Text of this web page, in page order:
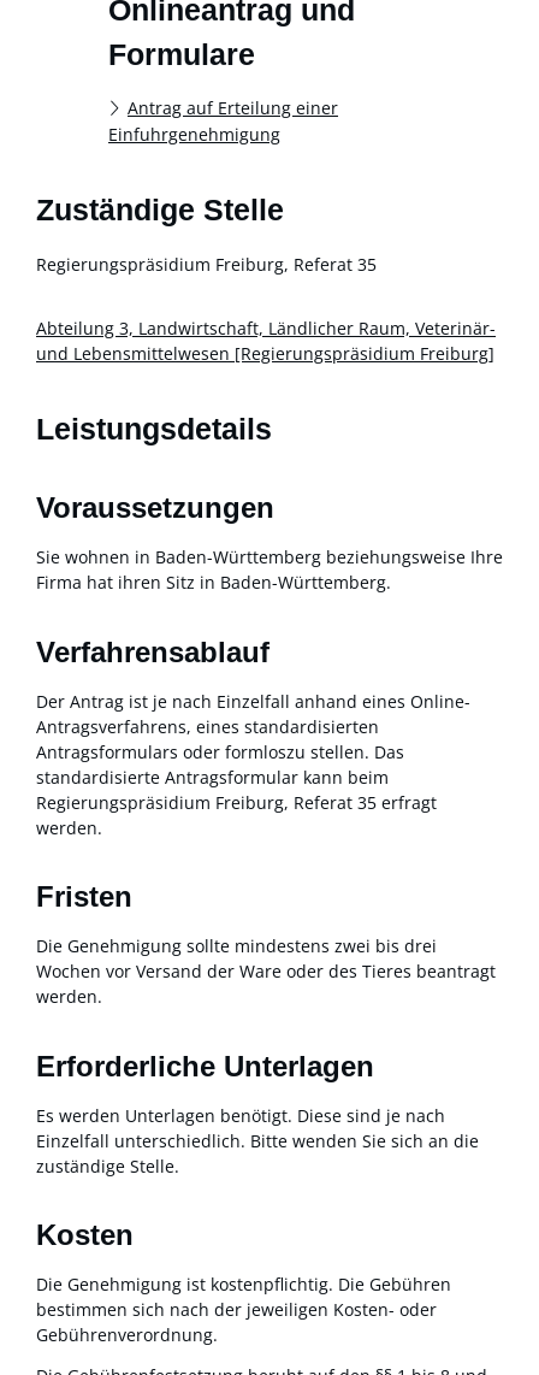
Onlineantrag und
Formulare
Antrag auf Erteilung einer
Einfuhrgenehmigung
Zuständige Stelle
Regierungspräsidium Freiburg, Referat 35
Abteilung 3, Landwirtschaft, Ländlicher Raum, Veterinär-
und Lebensmittelwesen [Regierungspräsidium Freiburg]
Leistungsdetails
Voraussetzungen
Sie wohnen in Baden-Württemberg beziehungsweise Ihre
Firma hat ihren Sitz in Baden-Württemberg.
Verfahrensablauf
Der Antrag ist je nach Einzelfall anhand eines Online-
Antragsverfahrens, eines standardisierten
Antragsformulars oder formloszu stellen. Das
standardisierte Antragsformular kann beim
Regierungspräsidium Freiburg, Referat 35 erfragt
werden.
Fristen
Die Genehmigung sollte mindestens zwei bis drei
Wochen vor Versand der Ware oder des Tieres beantragt
werden.
Erforderliche Unterlagen
Es werden Unterlagen benötigt. Diese sind je nach
Einzelfall unterschiedlich. Bitte wenden Sie sich an die
zuständige Stelle.
Kosten
Die Genehmigung ist kostenpflichtig. Die Gebühren
bestimmen sich nach der jeweiligen Kosten- oder
Gebührenverordnung.